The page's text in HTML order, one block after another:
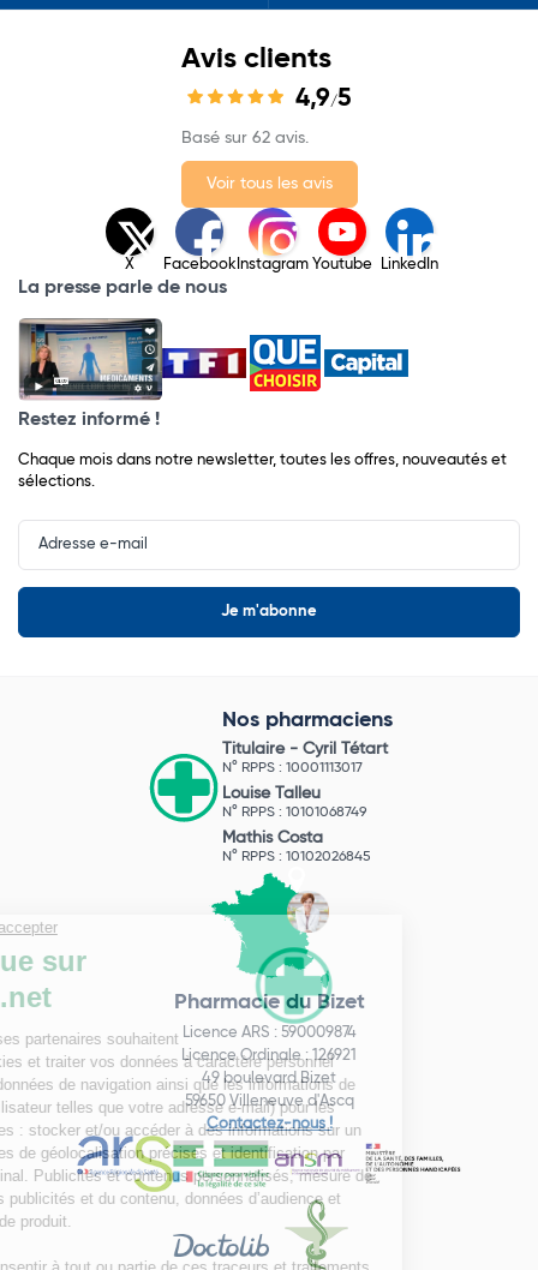
Avis clients
4,9/5
Basé sur 62 avis.
Voir tous les avis
X Facebook Instagram Youtube LinkedIn
La presse parle de nous
Restez informé !
Chaque mois dans notre newsletter, toutes les offres, nouveautés et
sélections.
Input
Newsletter
Nos pharmaciens
Titulaire - Cyril Tétart
N° RPPS : 10001113017
Louise Talleu
N° RPPS : 10101068749
Mathis Costa
N° RPPS : 10102026845
Pharmacie du Bizet
Licence ARS : 590009874
Licence Ordinale : 126921
49 boulevard Bizet
59650 Villeneuve d'Ascq
Contactez-nous !